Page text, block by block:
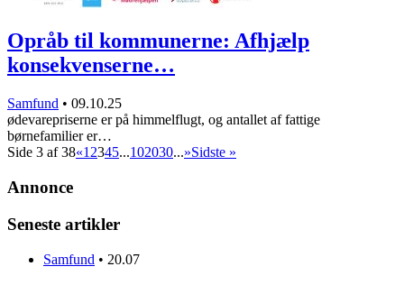
Opråb til kommunerne: Afhjælp
konsekvenserne…
Samfund • 09.10.25
ødevarepriserne er på himmelflugt, og antallet af fattige
børnefamilier er…
Side 3 af 38«1 2345...102030...»Sidste »
Annonce
Seneste artikler
Samfund • 20.07